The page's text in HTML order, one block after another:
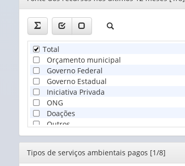
Total
Orçamento municipal
Governo Federal
Governo Estadual
Iniciativa Privada
ONG
Doações
Outros
Editor
Tipos de serviços ambientais pagos [1/8]